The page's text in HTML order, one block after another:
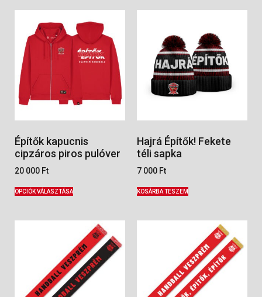
Építők kapucnis
cipzáros piros pulóver
20 000 Ft
OPCIÓK VÁLASZTÁSA
Hajrá Építők! Fekete
téli sapka
7 000 Ft
KOSÁRBA TESZEM